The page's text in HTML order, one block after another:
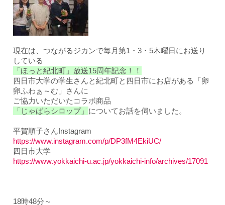
現在は、つながるジカンで毎月第1・3・5木曜日にお送り
している
「ほっと紀北町」放送15周年記念！！
四日市大学の学生さんと紀北町と四日市にお店がある「卵
卵ふわぁ～む」さんに
ご協力いただいた コラボ商品
「じゃばらシロップ」 についてお話を伺いました。
平賀順子さんInstagram
https://www.instagram.com/p/DP3fM4EkiUC/
四日市大学
https://www.yokkaichi-u.ac.jp/yokkaichi-info/archives/17091
18時48分～